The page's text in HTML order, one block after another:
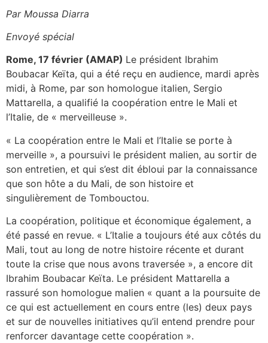
Par Moussa Diarra
Envoyé spécial
Rome, 17 février (AMAP) Le président Ibrahim
Boubacar Keïta, qui a été reçu en audience, mardi après
midi, à Rome, par son homologue italien, Sergio
Mattarella, a qualifié la coopération entre le Mali et
l’Italie, de « merveilleuse ».
« La coopération entre le Mali et l’Italie se porte à
merveille », a poursuivi le président malien, au sortir de
son entretien, et qui s’est dit ébloui par la connaissance
que son hôte a du Mali, de son histoire et
singulièrement de Tombouctou.
La coopération, politique et économique également, a
été passé en revue. « L’Italie a toujours été aux côtés du
Mali, tout au long de notre histoire récente et durant
toute la crise que nous avons traversée », a encore dit
Ibrahim Boubacar Keïta. Le président Mattarella a
rassuré son homologue malien « quant a la poursuite de
ce qui est actuellement en cours entre (les) deux pays
et sur de nouvelles initiatives qu’il entend prendre pour
renforcer davantage cette coopération ».